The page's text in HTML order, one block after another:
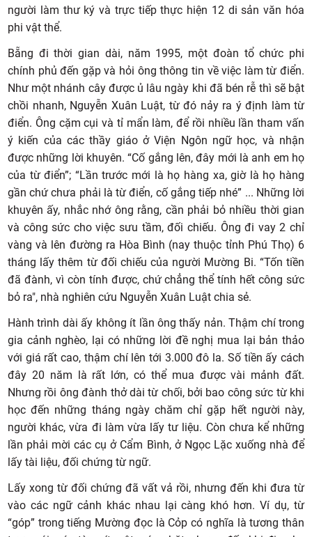
người làm thư ký và trực tiếp thực hiện 12 di sản văn hóa
phi vật thể.
Bẵng đi thời gian dài, năm 1995, một đoàn tổ chức phi
chính phủ đến gặp và hỏi ông thông tin về việc làm từ điển.
Như một nhánh cây được ủ lâu ngày khi đã bén rễ thì sẽ bật
chồi nhanh, Nguyễn Xuân Luật, từ đó nảy ra ý định làm từ
điển. Ông cặm cụi và tỉ mẩn làm, để rồi nhiều lần tham vấn
ý kiến của các thầy giáo ở Viện Ngôn ngữ học, và nhận
được những lời khuyên. “Cố gắng lên, đây mới là anh em họ
của từ điển”; “Lần trước mới là họ hàng xa, giờ là họ hàng
gần chứ chưa phải là từ điển, cố gắng tiếp nhé” ... Những lời
khuyên ấy, nhắc nhớ ông rằng, cần phải bỏ nhiều thời gian
và công sức cho việc sưu tầm, đối chiếu. Ông đi vay 2 chỉ
vàng và lên đường ra Hòa Bình (nay thuộc tỉnh Phú Thọ) 6
tháng lấy thêm từ đối chiếu của người Mường Bi. “Tốn tiền
đã đành, vì còn tính được, chứ chẳng thể tính hết công sức
bỏ ra", nhà nghiên cứu Nguyễn Xuân Luật chia sẻ.
Hành trình dài ấy không ít lần ông thấy nản. Thậm chí trong
gia cảnh nghèo, lại có những lời đề nghị mua lại bản thảo
với giá rất cao, thậm chí lên tới 3.000 đô la. Số tiền ấy cách
đây 20 năm là rất lớn, có thể mua được vài mảnh đất.
Nhưng rồi ông đành thở dài từ chối, bởi bao công sức từ khi
học đến những tháng ngày chăm chỉ gặp hết người này,
người khác, vừa đi làm vừa lấy tư liệu. Còn chưa kể những
lần phải mời các cụ ở Cẩm Bình, ở Ngọc Lặc xuống nhà để
lấy tài liệu, đối chứng từ ngữ.
Lấy xong từ đối chứng đã vất vả rồi, nhưng đến khi đưa từ
vào các ngữ cảnh khác nhau lại càng khó hơn. Ví dụ, từ
“góp” trong tiếng Mường đọc là Cỏp có nghĩa là tương thân